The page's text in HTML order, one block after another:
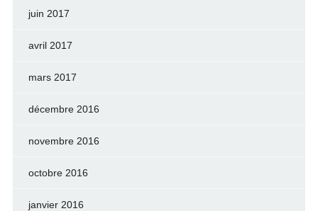
juin 2017
avril 2017
mars 2017
décembre 2016
novembre 2016
octobre 2016
janvier 2016